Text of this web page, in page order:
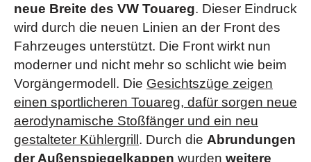
neue Breite des VW Touareg. Dieser Eindruck
wird durch die neuen Linien an der Front des
Fahrzeuges unterstützt. Die Front wirkt nun
moderner und nicht mehr so schlicht wie beim
Vorgängermodell. Die Gesichtszüge zeigen
einen sportlicheren Touareg, dafür sorgen neue
aerodynamische Stoßfänger und ein neu
gestalteter Kühlergrill. Durch die Abrundungen
der Außenspiegelkappen wurden weitere